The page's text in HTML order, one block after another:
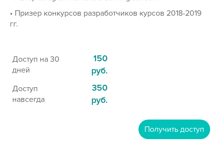
• Призер конкурсов разработчиков курсов 2018-2019
гг.
Доступ на 30
дней
150
руб.
Доступ
навсегда
350
руб.
Получить доступ